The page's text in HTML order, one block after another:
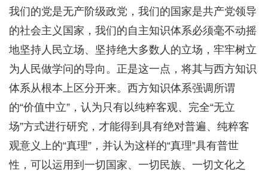
我们的党是无产阶级政党，我们的国家是共产党领导
的社会主义国家，我们的自主知识体系必须毫不动摇
地坚持人民立场、坚持绝大多数人的立场，牢牢树立
为人民做学问的导向。正是这一点，将其与西方知识
体系从根本上区分开来。西方知识体系强调所谓
的“价值中立”，认为只有以纯粹客观、完全“无立
场”方式进行研究，才能得到具有绝对普遍、纯粹客
观意义上的“真理”，并认为这样的“真理”具有普世
性，可以运用到一切国家、一切民族、一切文化之